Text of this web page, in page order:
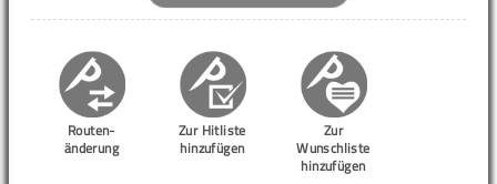
Routen-
änderung
Zur Hitliste
hinzufügen
Zur
Wunschliste
hinzufügen